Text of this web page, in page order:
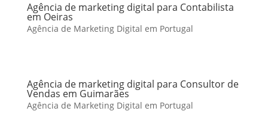
Agência de marketing digital para Contabilista
em Oeiras
Agência de Marketing Digital em Portugal
Agência de marketing digital para Consultor de
Vendas em Guimarães
Agência de Marketing Digital em Portugal